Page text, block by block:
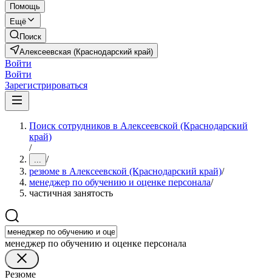
Помощь
Ещё
Поиск
Алексеевская (Краснодарский край)
Войти
Войти
Зарегистрироваться
Поиск сотрудников в Алексеевской (Краснодарский
край)
/
... /
резюме в Алексеевской (Краснодарский край)/
менеджер по обучению и оценке персонала/
частичная занятость
менеджер по обучению и оценке персонала
Резюме